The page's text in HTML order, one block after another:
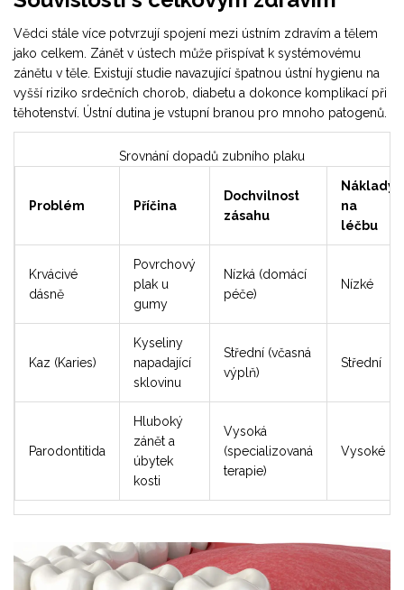
Vědci stále více potvrzují spojení mezi ústním zdravím a tělem
jako celkem. Zánět v ústech může přispívat k systémovému
zánětu v těle. Existují studie navazující špatnou ústní hygienu na
vyšší riziko srdečních chorob, diabetu a dokonce komplikací při
těhotenství. Ústní dutina je vstupní branou pro mnoho patogenů.
Srovnání dopadů zubního plaku
Problém Příčina
Dochvilnost
zásahu
Náklady
na
léčbu
Krvácivé
dásně
Povrchový
plak u
gumy
Nízká (domácí
péče)
Nízké
Kaz (Karies)
Kyseliny
napadající
sklovinu
Střední (včasná
výplň)
Střední
Parodontitida
Hluboký
zánět a
úbytek
kosti
Vysoká
(specializovaná
terapie)
Vysoké